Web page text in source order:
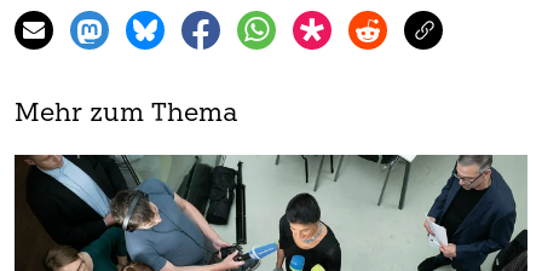
Mehr zum Thema